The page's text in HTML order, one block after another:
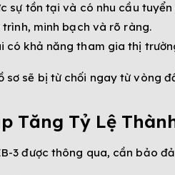
sự tồn tại và có nhu cầu
minh bạch và rõ ràng.
có khả năng tham gia thị
sơ sẽ bị từ chối ngay từ vòng
Tăng Tỷ Lệ
3 được thông qua, cần bảo